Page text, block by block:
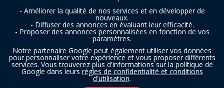
- Améliorer la qualité de nos services et en développer de
nouveaux.
- Diffuser des annonces en évaluant leur efficacité.
- Proposer des annonces personnalisées en fonction de vos
paramètres.
Notre partenaire Google peut également utiliser vos données
pour personnaliser votre expérience et vous proposer différents
services. Vous trouverez plus d'informations sur la politique de
Google dans leurs règles de confidentialité et conditions
d'utilisation.
Copyright © 2016 - 2026 trouvetonresto.be ‐ Tous droits réservés | JDC
Resto SRL | Rue de Mettet 12 - 5640 Mettet (Belgique)